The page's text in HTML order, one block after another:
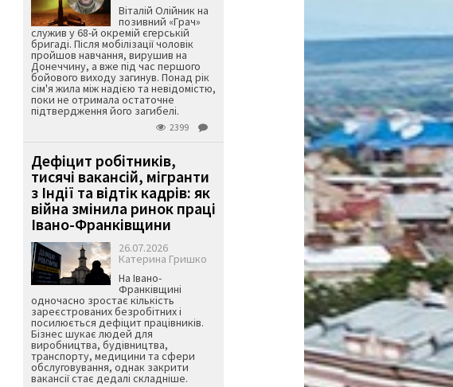
Віталій Олійник на
позивний «Грач»
служив у 68-й окремій єгерській
бригаді. Після мобілізації чоловік
пройшов навчання, вирушив на
Донеччину, а вже під час першого
бойового виходу загинув. Понад рік
сім'я жила між надією та невідомістю,
поки не отримала остаточне
підтвердження його загибелі.
2399
Дефіцит робітників,
тисячі вакансій, мігранти
з Індії та відтік кадрів: як
війна змінила ринок праці
Івано-Франківщини
26.07.2026
Катерина Гришко
На Івано-
Франківщині
одночасно зростає кількість
зареєстрованих безробітних і
посилюється дефіцит працівників.
Бізнес шукає людей для
виробництва, будівництва,
транспорту, медицини та сфери
обслуговування, однак закрити
вакансії стає дедалі складніше.